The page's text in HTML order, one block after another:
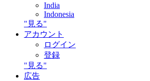
India
Indonesia
"見る"
アカウント
ログイン
登録
"見る"
広告